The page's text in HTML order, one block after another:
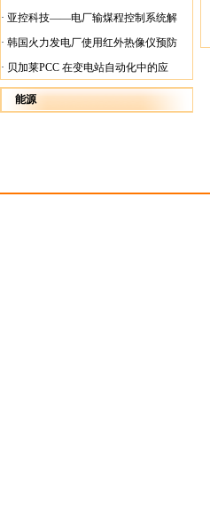
· 亚控科技——电厂输煤程控制系统解
决方案
· 韩国火力发电厂使用红外热像仪预防
火灾
· 贝加莱PCC 在变电站自动化中的应
用
能源